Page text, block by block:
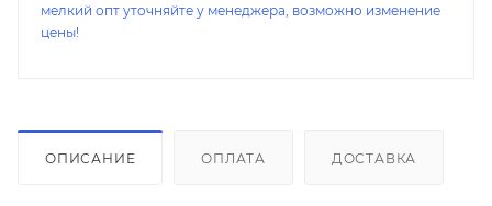
мелкий опт уточняйте у менеджера, возможно изменение
цены!
ОПИСАНИЕ ОПЛАТА ДОСТАВКА